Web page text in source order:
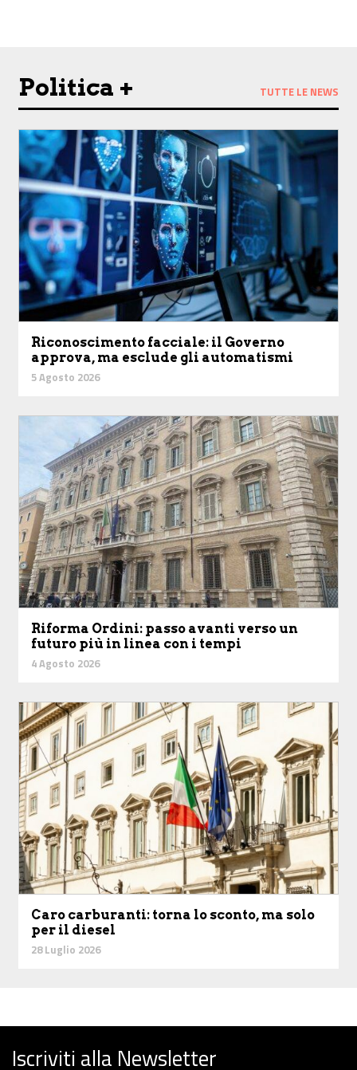
Politica + TUTTE LE NEWS
Riconoscimento facciale: il Governo
approva, ma esclude gli automatismi
5 Agosto 2026
Riforma Ordini: passo avanti verso un
futuro più in linea con i tempi
4 Agosto 2026
Caro carburanti: torna lo sconto, ma solo
per il diesel
28 Luglio 2026
Iscriviti alla Newsletter